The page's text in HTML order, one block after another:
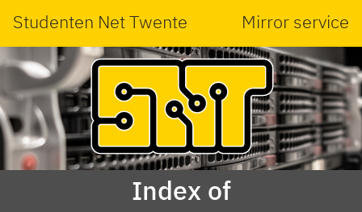
Studenten Net Twente Mirror service
Index of